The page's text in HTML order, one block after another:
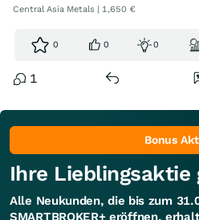
Central Asia Metals | 1,650 €
0 0 0
1
Bonus
Ihre Lieblingsaktie
Alle Neukunden, die bis zum
SMARTBROKER+ eröffnen,